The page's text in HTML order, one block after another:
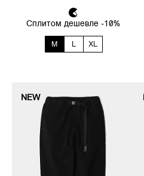
Сплитом дешевле -10%
M L XL
NEW